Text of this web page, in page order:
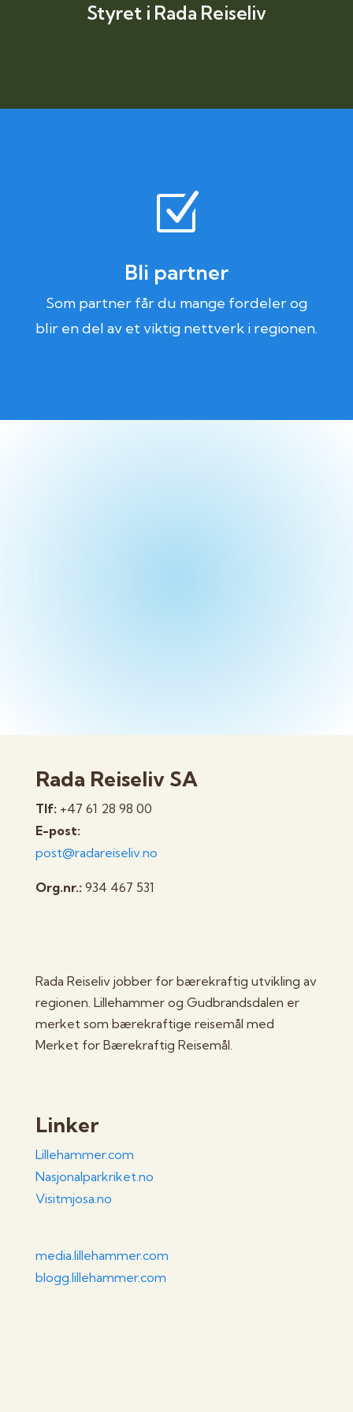
Styret i Rada Reiseliv
Z
Bli partner
Som partner får du mange fordeler og
blir en del av et viktig nettverk i regionen.
Rada Reiseliv SA
Tlf:+47 61 28 98 00
E-post:
post@radareiseliv.no
Org.nr.:934 467 531
Rada Reiseliv jobber for bærekraftig utvikling av
regionen. Lillehammer og Gudbrandsdalen er
merket som bærekraftige reisemål med
Merket for Bærekraftig Reisemål.
Linker
Lillehammer.com
Nasjonalparkriket.no
Visitmjosa.no
media.lillehammer.com
blogg.lillehammer.com